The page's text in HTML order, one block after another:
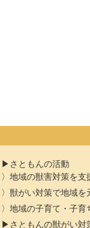
さともんの活動
地域の獣害対策を支
獣がい対策で地域を
地域の子育て・子育
さともんの獣がい対